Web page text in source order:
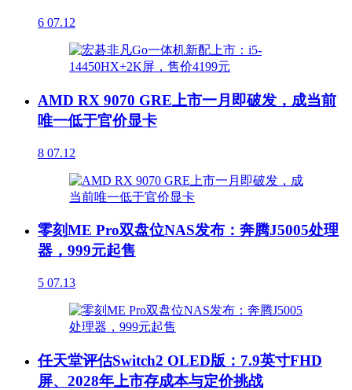
6 07.12
AMD RX 9070 GRE上市一月即破发，成当前
唯一低于官价显卡
8 07.12
零刻ME Pro双盘位NAS发布：奔腾J5005处理
器，999元起售
5 07.13
任天堂评估Switch2 OLED版：7.9英寸FHD
屏、2028年上市存成本与定价挑战